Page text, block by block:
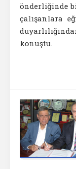
önderliğinde
çalışanlara
konuştu.